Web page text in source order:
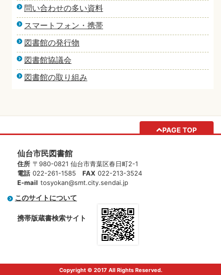
問い合わせの多い資料
スマートフォン・携帯
図書館の発行物
図書館協議会
図書館の取り組み
PAGE TOP
仙台市民図書館
住所 〒980-0821 仙台市青葉区春日町2-1
電話 022-261-1585 FAX 022-213-3524
E-mail tosyokan@smt.city.sendai.jp
このサイトについて
携帯版蔵書検索サイト
Copyright © 2017 All Rights Reserved.